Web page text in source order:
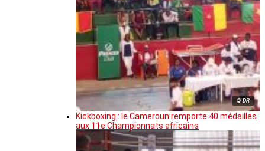
© DR
Kickboxing : le Cameroun remporte 40 médailles
aux 11e Championnats africains